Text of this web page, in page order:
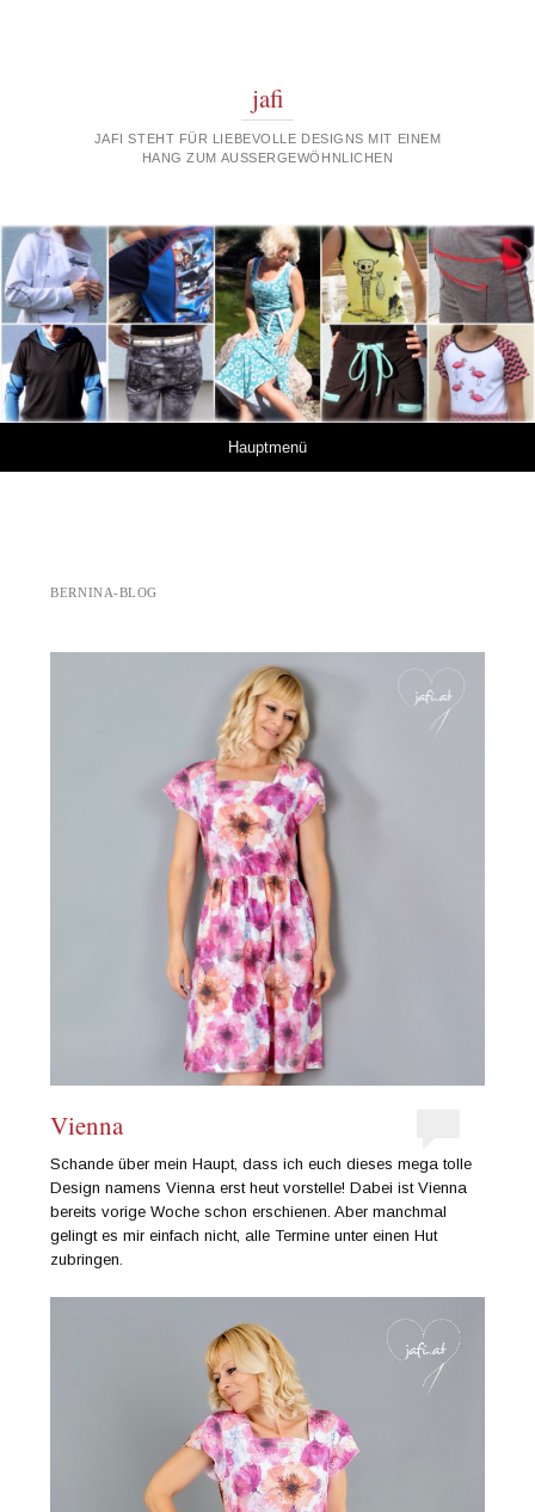
jafi
JAFI STEHT FÜR LIEBEVOLLE DESIGNS MIT EINEM
HANG ZUM AUSSERGEWÖHNLICHEN
Hauptmenü
BERNINA-BLOG
Vienna
Schande über mein Haupt, dass ich euch dieses mega tolle
Design namens Vienna erst heut vorstelle! Dabei ist Vienna
bereits vorige Woche schon erschienen. Aber manchmal
gelingt es mir einfach nicht, alle Termine unter einen Hut
zubringen.